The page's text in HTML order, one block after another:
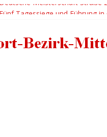
Deutsche Meisterschaft Straße
1 für Anja Bertleff
BMX-Mädels holen